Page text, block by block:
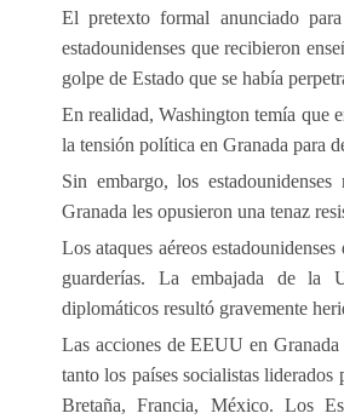
El pretexto formal anunciado
estadounidenses que recibieron
golpe de Estado que se había
En realidad, Washington temía que
la tensión política en Granada para
Sin embargo, los
Granada les opusieron una tenaz
Los ataques aéreos
guarderías. La embajada de la
diplomáticos resultó gravemente
Las acciones de EEUU en
tanto los países socialistas
Bretaña, Francia, México. Los